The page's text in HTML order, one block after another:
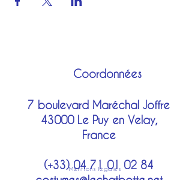
Mentions légales
Coordonnées
7 boulevard Maréchal Joffre
43000 Le Puy en Velay,
France
(+33)04 71 01 02 84
costumes@lechatbotte.net